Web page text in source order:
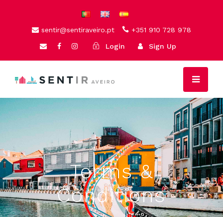
sentir@sentiraveiro.pt +351 910 728 978
Login Sign Up
Terms &
Conditions